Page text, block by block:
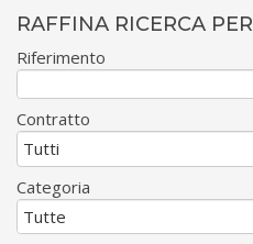
RAFFINA RICERCA PER
Riferimento
Contratto
Categoria